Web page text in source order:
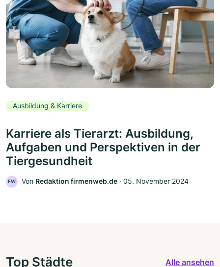
Ausbildung & Karriere
Karriere als Tierarzt: Ausbildung,
Aufgaben und Perspektiven in der
Tiergesundheit
FW Von Redaktion firmenweb.de ‧ 05. November 2024
Top Städte Alle ansehen